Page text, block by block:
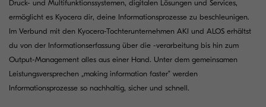
Druck- und Multifunktionssystemen, digitalen Lösungen und Services,
ermöglicht es Kyocera dir, deine Informationsprozesse zu beschleunigen.
Im Verbund mit den Kyocera-Tochterunternehmen AKI und ALOS erhältst
du von der Informationserfassung über die -verarbeitung bis hin zum
Output-Management alles aus einer Hand. Unter dem gemeinsamen
Leistungsversprechen „making information faster“ werden
Informationsprozesse so nachhaltig, sicher und schnell.